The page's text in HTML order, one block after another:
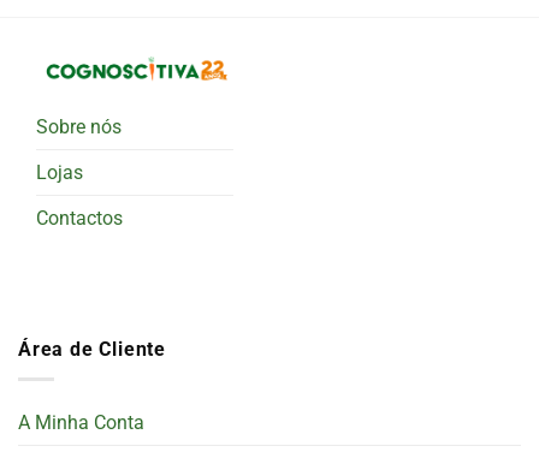
Sobre nós
Lojas
Contactos
Área de Cliente
A Minha Conta